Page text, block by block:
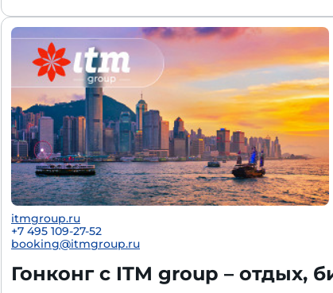
itmgroup.ru
+7 495 109-27-52
booking@itmgroup.ru
Гонконг с ITM group – отдых,